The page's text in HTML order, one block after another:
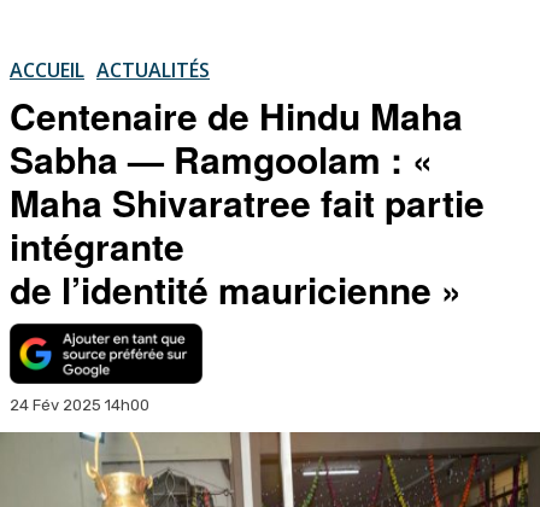
ACCUEIL ACTUALITÉS
Centenaire de Hindu Maha
Sabha — Ramgoolam : «
Maha Shivaratree fait partie
intégrante
de l’identité mauricienne »
24 Fév 2025 14h00